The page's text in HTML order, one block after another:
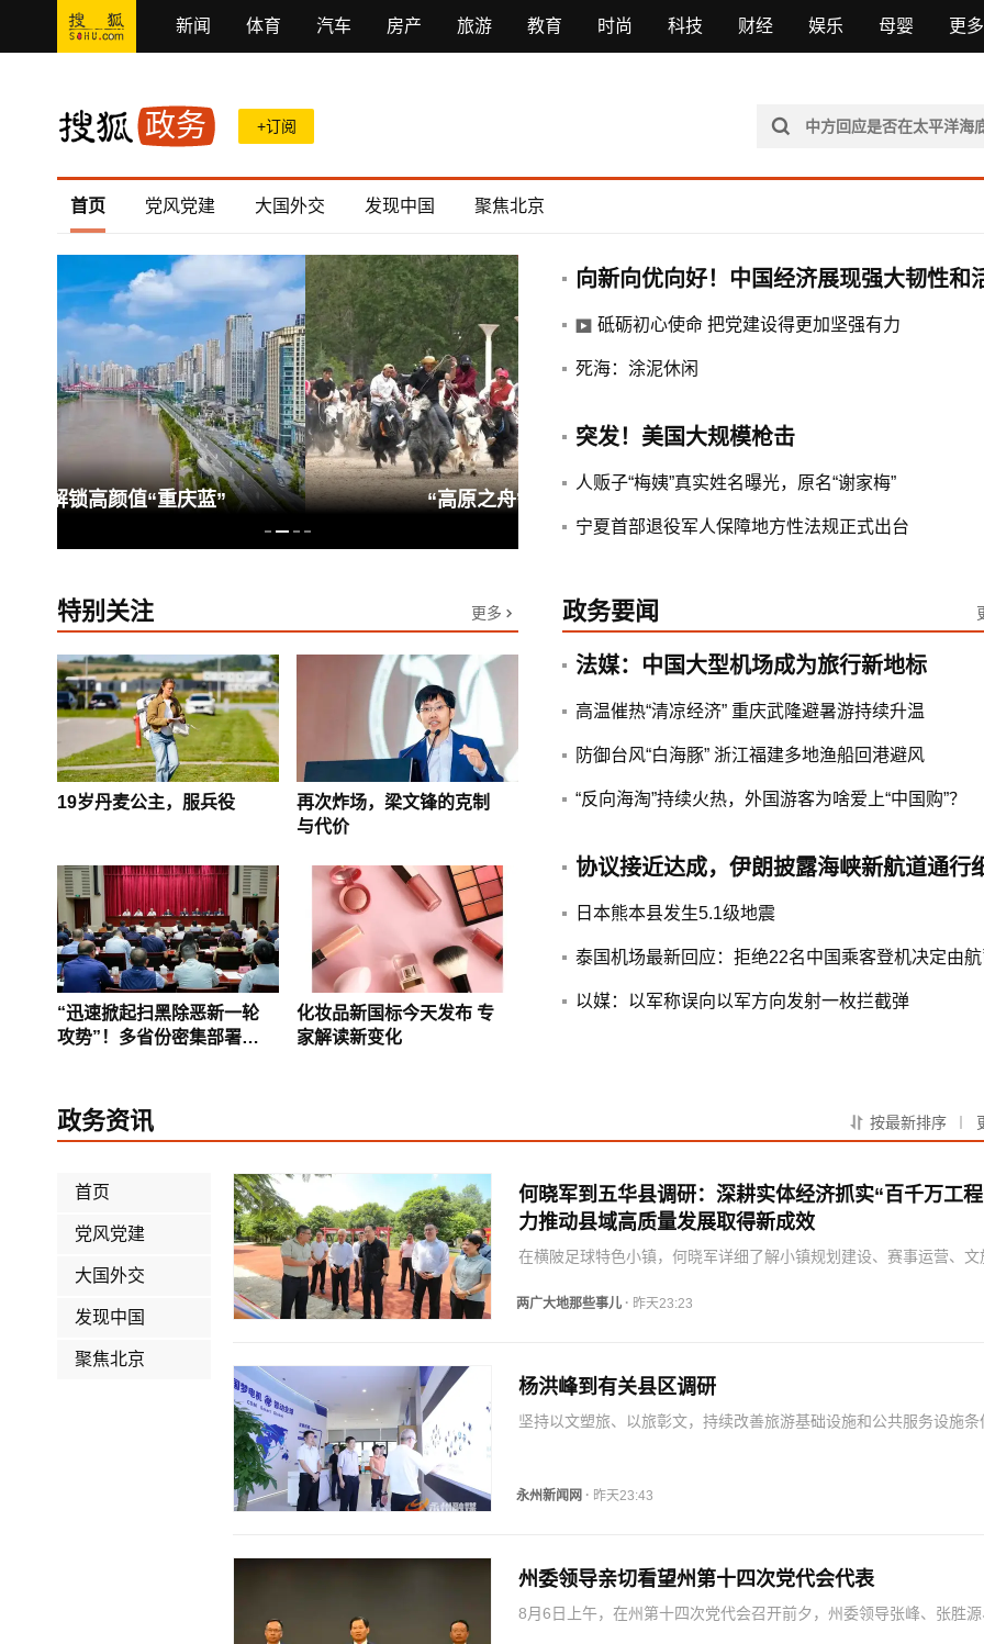
新闻 体育 汽车 房产 旅游 教育 时尚 科技 财经 娱乐 母婴 更多
政务 +订阅
首页 党风党建 大国外交 发现中国 聚焦北京
“高原之舟”上演别样竞速
韩国“超高龄社会”切面：40℃国家灾
里收废纸
特别关注 更多
19岁丹麦公主，服兵役
再次炸场，梁文锋的克制
与代价
“迅速掀起扫黑除恶新一轮
攻势”！多省份密集部署，
化妆品新国标今天发布 专
家解读新变化
向新向优向好！中国经济展现强大韧性和
砥砺初心使命 把党建设得更加坚强有力
死海：涂泥休闲
突发！美国大规模枪击
人贩子“梅姨”真实姓名曝光，原名“谢家梅”
宁夏首部退役军人保障地方性法规正式出台
政务要闻
法媒：中国大型机场成为旅行新地标
高温催热“清凉经济” 重庆武隆避暑游持续升温
防御台风“白海豚” 浙江福建多地渔船回港避风
“反向海淘”持续火热，外国游客为啥爱上“中国购”？
日本熊本县发生5.1级地震
以媒：以军称误向以军方向发射一枚拦截弹
政务资讯 按最新排序
首页
党风党建
大国外交
发现中国
聚焦北京
何晓军到五华县调研：深耕实体经济抓实“百千万工
力推动县域高质量发展取得新成效
在横陂足球特色小镇，何晓军详细了解小镇规划建设、赛事运营、文
进“百千万工程”，充分用好建筑业央企等企业“公益+微利”助力“百千万
两广大地那些事儿 · 昨天23:23
杨洪峰到有关县区调研
坚持以文塑旅、以旅彰文，持续改善旅游基础设施和公共服务设施条
查整治，全面提升…
永州新闻网 · 昨天23:43
州委领导亲切看望州第十四次党代会代表
8月6日上午，在州第十四次党代会召开前夕，州委领导张峰、张胜源